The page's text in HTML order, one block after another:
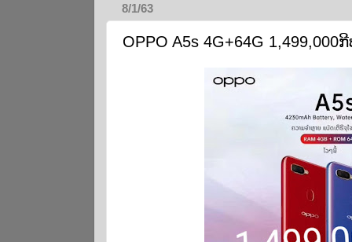
8/1/63
OPPO A5s 4G+64G 1,499,000